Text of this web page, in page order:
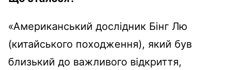
«Американський дослідник Бінг Лю
(китайського походження), який був
близький до важливого відкриття,